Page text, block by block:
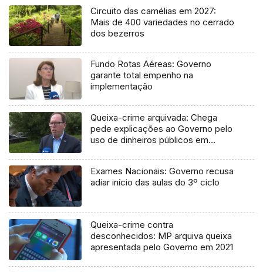
Circuito das camélias em 2027:
Mais de 400 variedades no cerrado
dos bezerros
Fundo Rotas Aéreas: Governo
garante total empenho na
implementação
Queixa-crime arquivada: Chega
pede explicações ao Governo pelo
uso de dinheiros públicos em
Exames Nacionais: Governo recusa
adiar início das aulas do 3º ciclo
Queixa-crime contra
desconhecidos: MP arquiva queixa
apresentada pelo Governo em 2021